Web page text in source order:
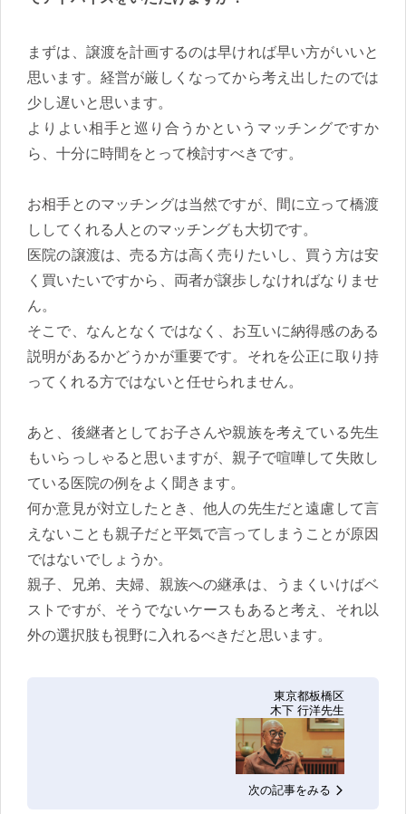
まずは、譲渡を計画するのは早ければ早い方がいいと
思います。経営が厳しくなってから考え出したのでは
少し遅いと思います。
よりよい相手と巡り合うかというマッチングですか
ら、十分に時間をとって検討すべきです。
お相手とのマッチングは当然ですが、間に立って橋渡
ししてくれる人とのマッチングも大切です。
医院の譲渡は、売る方は高く売りたいし、買う方は安
く買いたいですから、両者が譲歩しなければなりませ
ん。
そこで、なんとなくではなく、お互いに納得感のある
説明があるかどうかが重要です。それを公正に取り持
ってくれる方ではないと任せられません。
あと、後継者としてお子さんや親族を考えている先生
もいらっしゃると思いますが、親子で喧嘩して失敗し
ている医院の例をよく聞きます。
何か意見が対立したとき、他人の先生だと遠慮して言
えないことも親子だと平気で言ってしまうことが原因
ではないでしょうか。
親子、兄弟、夫婦、親族への継承は、うまくいけばベ
ストですが、そうでないケースもあると考え、それ以
外の選択肢も視野に入れるべきだと思います。
東京都板橋区
木下 行洋先生
次の記事をみる